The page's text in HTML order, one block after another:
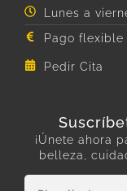
Lunes a
Pago flexible
Pedir Cita
¡Únete ahora
belleza,